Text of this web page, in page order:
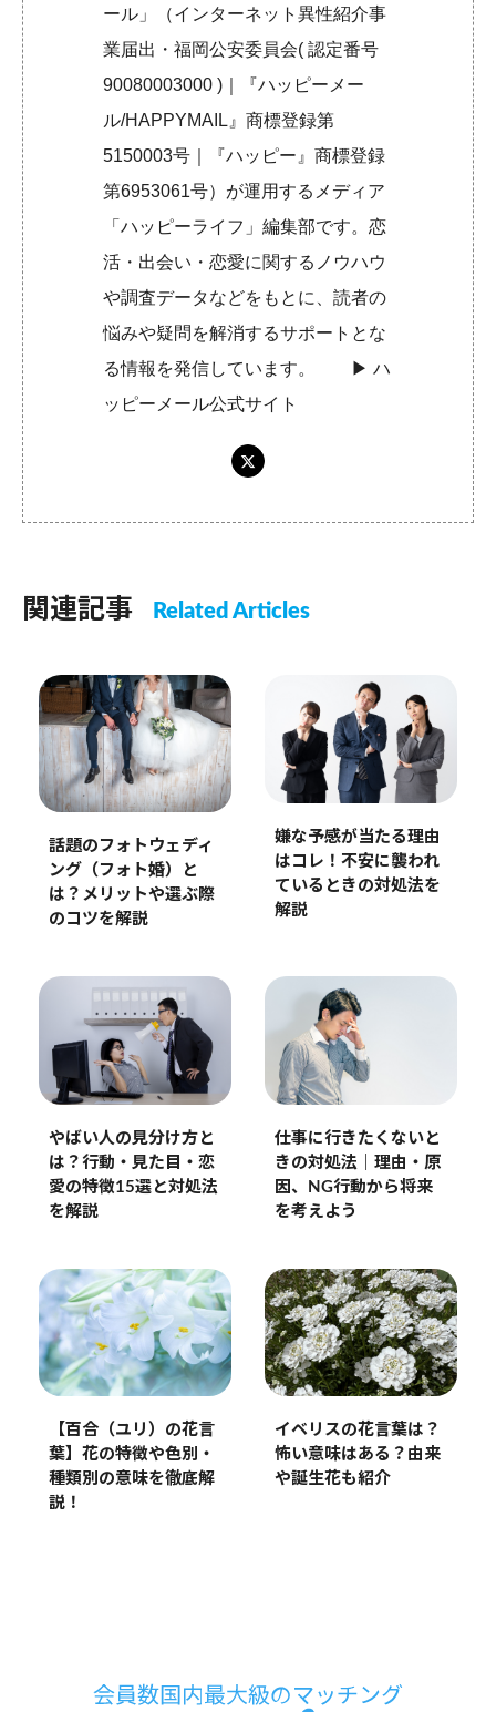
ール」（インターネット異性紹介事
業届出・福岡公安委員会( 認定番号
90080003000 )｜『ハッピーメー
ル/HAPPYMAIL』商標登録第
5150003号｜『ハッピー』商標登録
第6953061号）が運用するメディア
「ハッピーライフ」編集部です。恋
活・出会い・恋愛に関するノウハウ
や調査データなどをもとに、読者の
悩みや疑問を解消するサポートとな
る情報を発信しています。 ▶︎ハ
ッピーメール公式サイト
関連記事 Related Articles
話題のフォトウェディ
ング（フォト婚）と
は？メリットや選ぶ際
のコツを解説
嫌な予感が当たる理由
はコレ！不安に襲われ
ているときの対処法を
解説
やばい人の見分け方と
は？行動・見た目・恋
愛の特徴15選と対処法
を解説
仕事に行きたくないと
きの対処法｜理由・原
因、NG行動から将来
を考えよう
【百合（ユリ）の花言
葉】花の特徴や色別・
種類別の意味を徹底解
説！
イベリスの花言葉は？
怖い意味はある？由来
や誕生花も紹介